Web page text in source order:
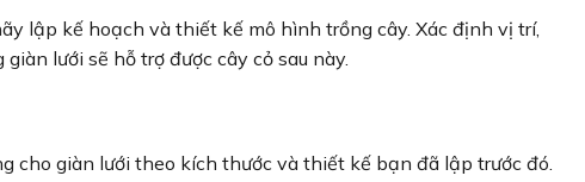
lập kế hoạch và thiết kế mô hình trồng cây. Xác định vị trí,
lưới sẽ hỗ trợ được cây cỏ sau này.
cho giàn lưới theo kích thước và thiết kế bạn đã lập trước đó.